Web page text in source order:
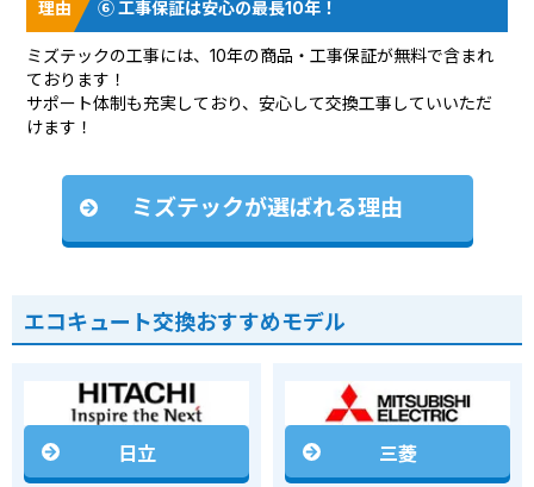
⑥ 工事保証は安心の最長10年！
ミズテックの工事には、10年の商品・工事保証が無料で含まれ
ております！
サポート体制も充実しており、安心して交換工事していいただ
けます！
ミズテックが選ばれる理由
エコキュート交換おすすめモデル
日立 三菱